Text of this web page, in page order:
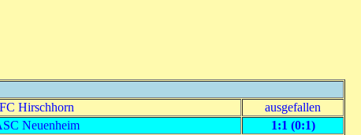
FC Hirschhorn
ausgefallen
Neuenheim
1:1 (0:1)